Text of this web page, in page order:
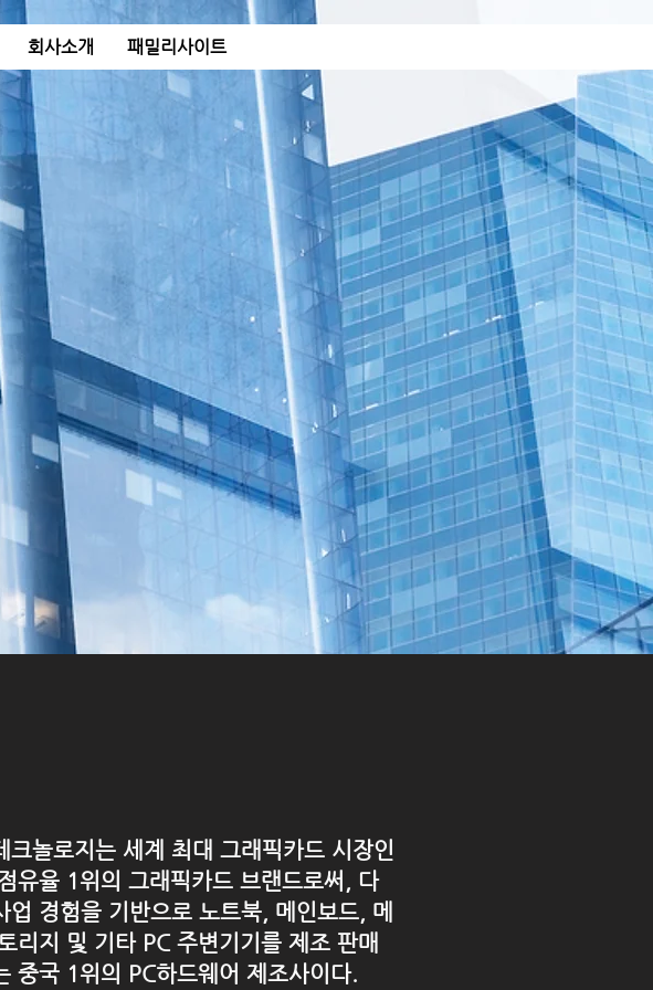
회사소개 패밀리사이트
크놀로지는 세계 최대 그래픽카드 시장인
유율 1위의 그래픽카드 브랜드로써, 다
업 경험을 기반으로 노트북, 메인보드, 메
리지 및 기타 PC 주변기기를 제조 판매
중국 1위의 PC하드웨어 제조사이다.